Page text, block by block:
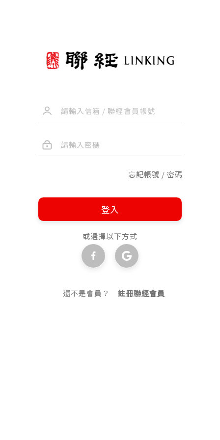
忘記帳號 / 密碼
登入
或選擇以下方式
還不是會員？註冊聯經會員